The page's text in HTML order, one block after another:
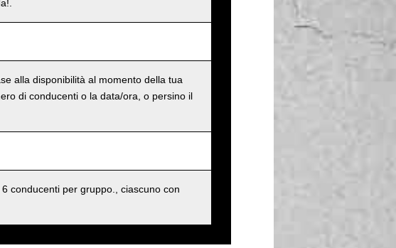
alla disponibilità al momento della tua
di conducenti o la data/ora, o persino il
conducenti per gruppo., ciascuno con